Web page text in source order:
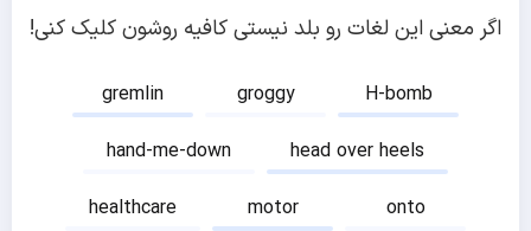
اگر معنی این لغات رو بلد نیستی کافیه روشون کلیک کنی!
gremlin groggy
H-bomb
hand-me-down
head over heels
healthcare
motor
onto